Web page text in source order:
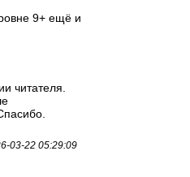
9+ ещё и
читателя.
03-22 05:29:09